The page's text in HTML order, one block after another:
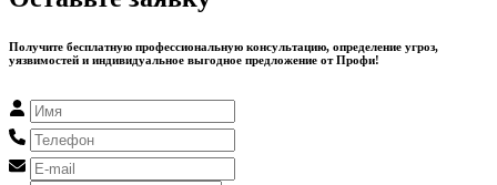
Получите бесплатную профессиональную консультацию, определение угроз,
уязвимостей и индивидуальное выгодное предложение от Профи!